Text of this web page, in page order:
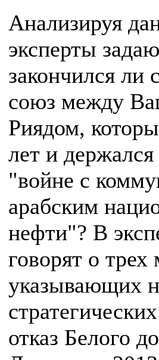
Анализируя
эксперты
закончился ли
союз между
Риядом,
лет и
"войне с
арабским
нефти"? В
говорят о трех
указывающих
отказ Белого